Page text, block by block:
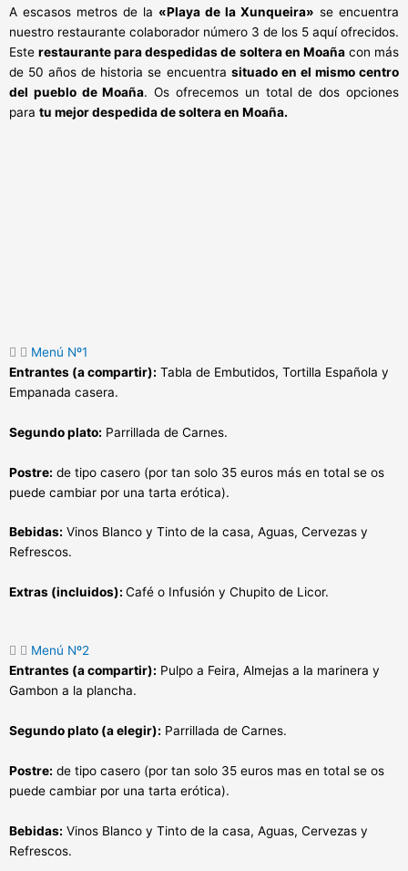
A escasos metros de la «Playa de la Xunqueira» se encuentra
nuestro restaurante colaborador número 3 de los 5 aquí ofrecidos.
Esterestaurante para despedidas de soltera en Moañacon más
de 50 años de historia se encuentra situado en el mismo centro
del pueblo de Moaña. Os ofrecemos un total de dos opciones
para tu mejor despedida de soltera en Moaña.
Menú Nº1
Entrantes (a compartir): Tabla de Embutidos, Tortilla Española y
Empanada casera.
Segundo plato: Parrillada de Carnes.
Postre: de tipo casero (por tan solo 35 euros más en total se os
puede cambiar por una tarta erótica).
Bebidas: Vinos Blanco y Tinto de la casa, Aguas, Cervezas y
Refrescos.
Extras (incluidos): Café o Infusión y Chupito de Licor.
Menú Nº2
Entrantes (a compartir): Pulpo a Feira, Almejas a la marinera y
Gambon a la plancha.
Segundo plato (a elegir): Parrillada de Carnes.
Postre: de tipo casero (por tan solo 35 euros mas en total se os
puede cambiar por una tarta erótica).
Bebidas: Vinos Blanco y Tinto de la casa, Aguas, Cervezas y
Refrescos.